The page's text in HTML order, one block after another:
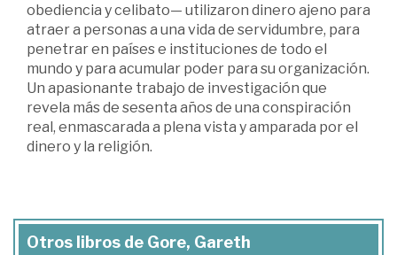
obediencia y celibato— utilizaron dinero ajeno para
atraer a personas a una vida de servidumbre, para
penetrar en países e instituciones de todo el
mundo y para acumular poder para su organización.
Un apasionante trabajo de investigación que
revela más de sesenta años de una conspiración
real, enmascarada a plena vista y amparada por el
dinero y la religión.
Otros libros de Gore, Gareth